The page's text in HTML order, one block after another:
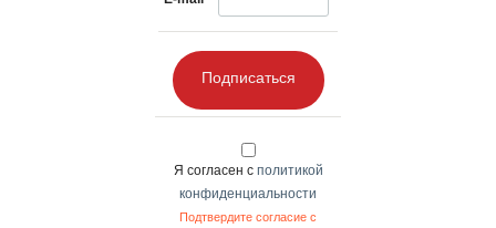
Подписаться
Я согласен с политикой
конфиденциальности
Подтвердите согласие с